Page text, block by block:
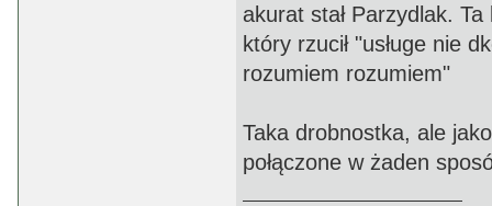
akurat stał Parzydlak.
który rzucił "usługe nie
rozumiem rozumiem"
Taka drobnostka, ale
połączone w żaden